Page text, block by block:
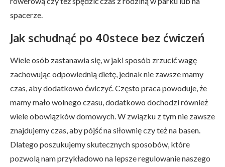
spacerze.
Jak schudnąć po 40stece bez ćwiczeń
Wiele osób zastanawia się, w jaki sposób zrzucić wagę
zachowując odpowiednią dietę, jednak nie zawsze mamy
czas, aby dodatkowo ćwiczyć. Często praca powoduje, że
mamy mało wolnego czasu, dodatkowo dochodzi również
wiele obowiązków domowych. W związku z tym nie zawsze
znajdujemy czas, aby pójść na siłownię czy też na basen.
Dlatego poszukujemy skutecznych sposobów, które
pozwolą nam przykładowo na lepsze regulowanie naszego